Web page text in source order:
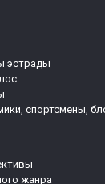
эстрады
спортсмены,
жанра